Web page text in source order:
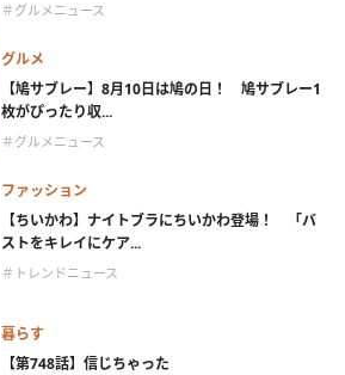
＃グルメニュース
グルメ
【鳩サブレー】8月10日は鳩の日！ 鳩サブレー1
枚がぴったり収...
＃グルメニュース
ファッション
【ちいかわ】ナイトブラにちいかわ登場！ 「バ
ストをキレイにケア...
＃トレンドニュース
暮らす
【第748話】信じちゃった